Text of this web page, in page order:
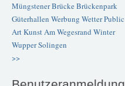
Müngstener BrückeBrückenpark
Güterhallen Werbung WetterPublic
ArtKunstAm Wegesrand Winter
WupperSolingen
>>